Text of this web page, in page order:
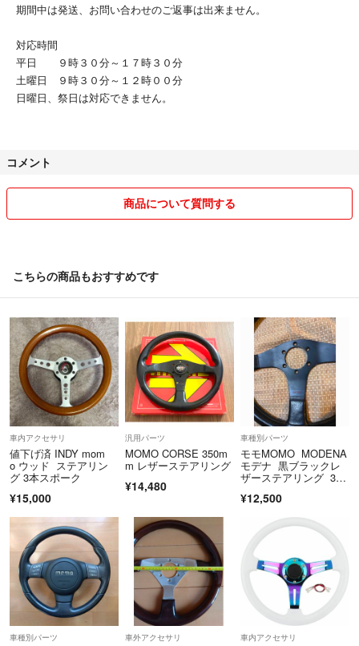
期間中は発送、お問い合わせのご返事は出来ません。
対応時間
平日 ９時３０分～１７時３０分
土曜日 ９時３０分～１２時００分
日曜日、祭日は対応できません。
コメント
商品について質問する
こちらの商品もおすすめです
車内アクセサリ
値下げ済 INDY mom
o ウッド ステアリン
グ 3本スポーク
¥15,000
汎用パーツ
MOMO CORSE 350m
m レザーステアリング
¥14,480
車種別パーツ
モモMOMO MODENA
モデナ 黒ブラックレ
ザーステアリング 34.
¥12,500
車種別パーツ 車外アクセサリ 車内アクセサリ